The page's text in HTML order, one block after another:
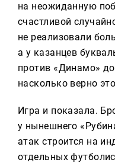
на неожиданную
счастливой
не реализовали
а у казанцев
против «Динамо»
насколько верно
Игра и показала.
у нынешнего
атак строится на
отдельных